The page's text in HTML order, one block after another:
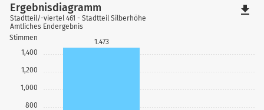
800
1,000
1,200
1,400
Stimmen
1.473
Ergebnisdiagramm
Stadtteil/-viertel 461 - Stadtteil Silberhöhe
Amtliches Endergebnis
file_download